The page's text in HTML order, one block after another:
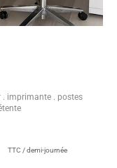
imprimante . postes
TTC / demi-journée